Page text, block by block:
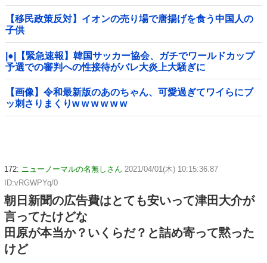
【移民政策反対】イオンの売り場で唐揚げを食う中国人の
子供
|●|【緊急速報】韓国サッカー協会、ガチでワールドカップ
予選での審判への性接待がバレ大炎上大騒ぎに
【画像】令和最新版のあのちゃん、可愛過ぎてワイらにブ
ッ刺さりまくりw w w w w w
172: ニューノーマルの名無しさん 2021/04/01(木) 10:15:36.87
ID:vRGWPYq/0
朝日新聞の広告費はとても安いって津田大介が
言ってたけどな
田原が本当か？いくらだ？と詰め寄って黙った
けど